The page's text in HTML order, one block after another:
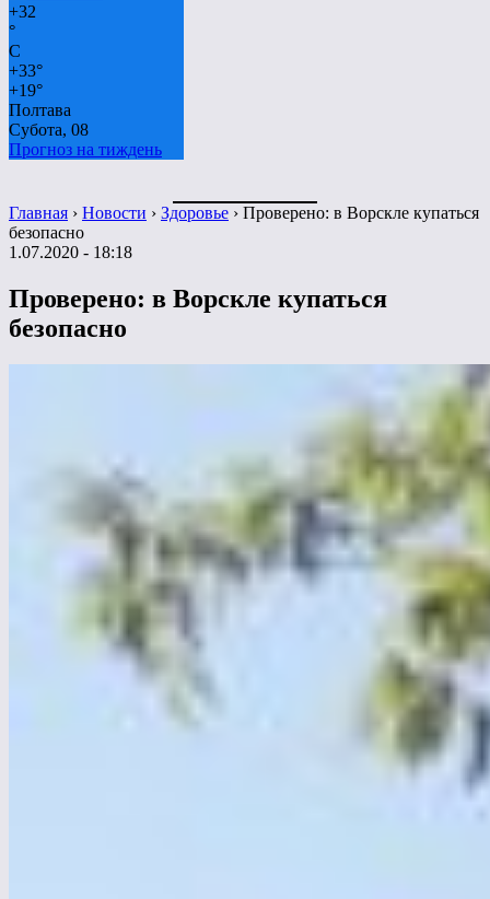
+32
°
C
+33°
+19°
Полтава
Субота, 08
Прогноз на тиждень
Главная › Новости › Здоровье › Проверено: в Ворскле купаться
безопасно
1.07.2020 - 18:18
Проверено: в Ворскле купаться
безопасно